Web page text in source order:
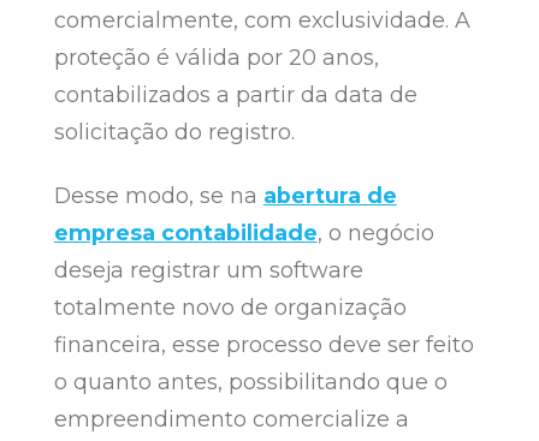
comercialmente, com exclusividade. A
proteção é válida por 20 anos,
contabilizados a partir da data de
solicitação do registro.
Desse modo, se na abertura de
empresa contabilidade, o negócio
deseja registrar um software
totalmente novo de organização
financeira, esse processo deve ser feito
o quanto antes, possibilitando que o
empreendimento comercialize a